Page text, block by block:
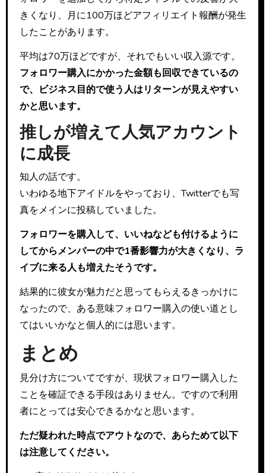
きくなり、月に100万ほどアフィリエイト報酬が発生
したことがあります。
平均は70万ほどですが、それでもいい収入源です。
フォロワー購入にかかった金額も回収できているの
で、ビジネス目的で使う人はリターンが見えやすい
かと思います。
推しが増えて人気アカウント
に成長
知人の話です。
いわゆる地下アイドルをやっており、Twitterでも写
真をメインに投稿していました。
フォロワーを購入して、いいねなども付けるように
してからメンバーの中で1番影響力が大きくなり、ラ
イブに来る人も増えたそうです。
結果的に彼女が魅力だと思ってもらえるきっかけに
なったので、ある意味フォロワー購入の使い道とし
てはいいかなと個人的には思います。
まとめ
見分け方についてですが、現状フォロワー購入した
ことを確証できる手段はありません。ですので利用
者にとっては安心できるかなと思います。
ただ疑われた時点でアウトなので、あらためて以下
は注意してください。